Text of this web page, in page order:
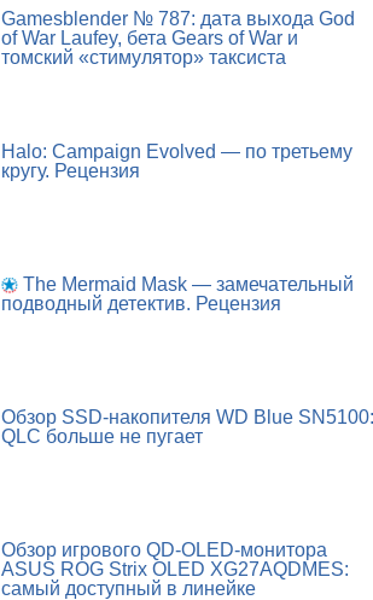
Gamesblender № 787: дата выхода God
of War Laufey, бета Gears of War и
томский «стимулятор» таксиста
Halo: Campaign Evolved — по третьему
кругу. Рецензия
The Mermaid Mask — замечательный
подводный детектив. Рецензия
Обзор SSD-накопителя WD Blue SN5100:
QLC больше не пугает
Обзор игрового QD-OLED-монитора
ASUS ROG Strix OLED XG27AQDMES:
самый доступный в линейке